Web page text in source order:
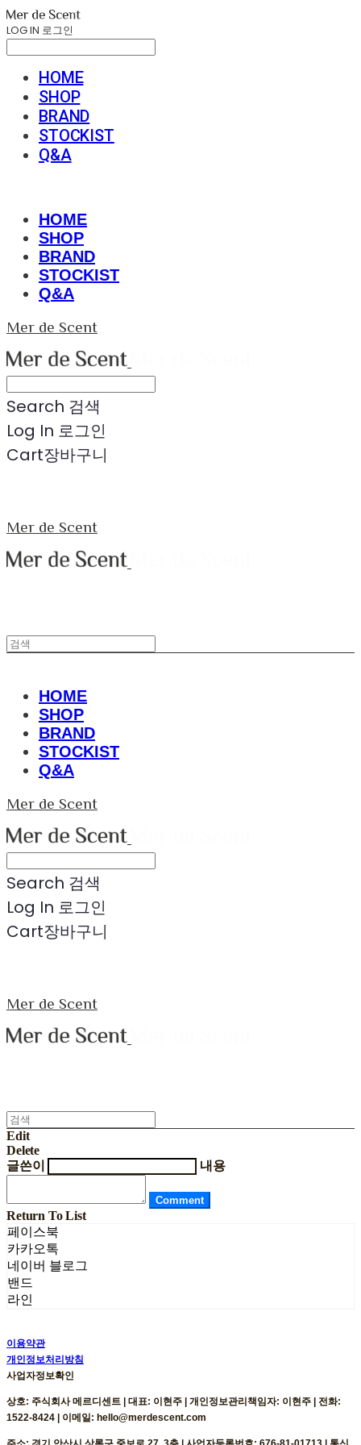
LOG IN 로그인
HOME
SHOP
BRAND
STOCKIST
Q&A
HOME
SHOP
BRAND
STOCKIST
Q&A
Mer de Scent
Search 검색
Log In 로그인
Cart장바구니
Mer de Scent
HOME
SHOP
BRAND
STOCKIST
Q&A
Mer de Scent
Search 검색
Log In 로그인
Cart장바구니
Mer de Scent
Edit
Delete
글쓴이
내용
Comment
Return To List
페이스북
카카오톡
네이버 블로그
밴드
라인
이용약관
개인정보처리방침
사업자정보확인
상호: 주식회사 메르디센트 | 대표: 이현주 | 개인정보관리책임자: 이현주 | 전화:
1522-8424 | 이메일: hello@merdescent.com